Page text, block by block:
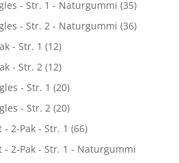
- Str. 1 - Naturgummi (35)
- Str. 2 - Naturgummi (36)
- Str. 1 (12)
- Str. 2 (12)
- Str. 1 (20)
- Str. 2 (20)
2-Pak - Str. 1 (66)
- 2-Pak - Str. 1 - Naturgummi